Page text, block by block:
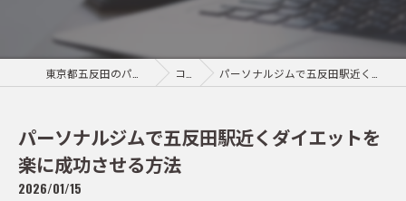
コラム パーソナルジムで五反田駅近くダイエットを楽に成功させる方法
パーソナルジムで五反田駅近くダイエットを
楽に成功させる方法
2026/01/15